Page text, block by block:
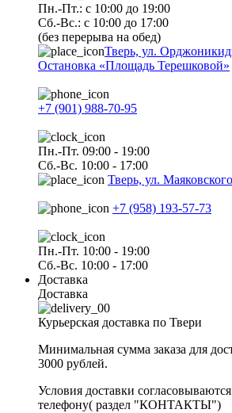
Пн.-Пт.: с 10:00 до 19:00
Сб.-Вс.: с 10:00 до 17:00
(без перерыва на обед)
Тверь, ул.
Остановка «Площадь Терешковой»
+7 (901) 988-70-95
Пн.-Пт. 09:00 - 19:00
Сб.-Вс. 10:00 - 17:00
Тверь, ул.
+7 (958) 193-57-73
Пн.-Пт. 10:00 - 19:00
Сб.-Вс. 10:00 - 17:00
Доставка
Доставка
Курьерская доставка по Твери
Минимальная сумма заказа для
3000 рублей.
Условия доставки
телефону( раздел "КОНТАКТЫ")